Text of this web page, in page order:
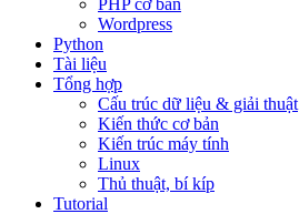
Wordpress
Python
Tài liệu
Tổng hợp
Cấu trúc dữ liệu & giải thuật
Kiến thức cơ bản
Kiến trúc máy tính
Linux
Thủ thuật, bí kíp
Tutorial